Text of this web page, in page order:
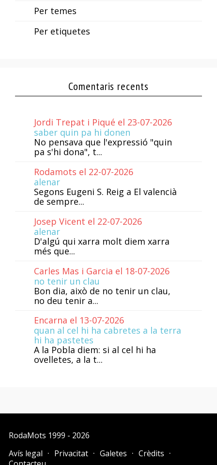
Per temes
Per etiquetes
Comentaris recents
Jordi Trepat i Piqué el 23-07-2026
saber quin pa hi donen
No pensava que l'expressió "quin
pa s'hi dona", t...
Rodamots el 22-07-2026
alenar
Segons Eugeni S. Reig a El valencià
de sempre...
Josep Vicent el 22-07-2026
alenar
D'algú qui xarra molt diem xarra
més que...
Carles Mas i Garcia el 18-07-2026
no tenir un clau
Bon dia, això de no tenir un clau,
no deu tenir a...
Encarna el 13-07-2026
quan al cel hi ha cabretes a la terra
hi ha pastetes
A la Pobla diem: si al cel hi ha
ovelletes, a la t...
RodaMots 1999 - 2026
Avís legal
Privacitat Galetes
Crèdits